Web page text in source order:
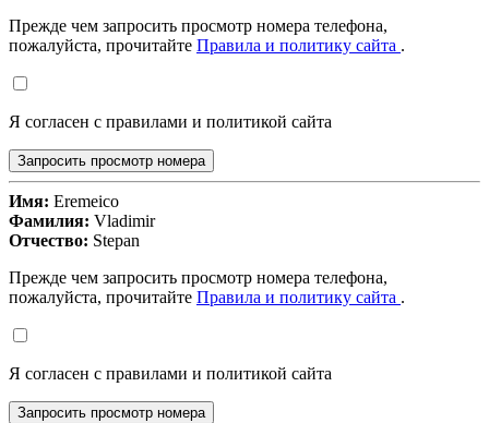
Прежде чем запросить просмотр номера телефона,
пожалуйста, прочитайте Правила и политику сайта .
Я согласен с правилами и политикой сайта
Запросить просмотр номера
Имя: Eremeico
Фамилия: Vladimir
Отчество: Stepan
Прежде чем запросить просмотр номера телефона,
пожалуйста, прочитайте Правила и политику сайта .
Я согласен с правилами и политикой сайта
Запросить просмотр номера